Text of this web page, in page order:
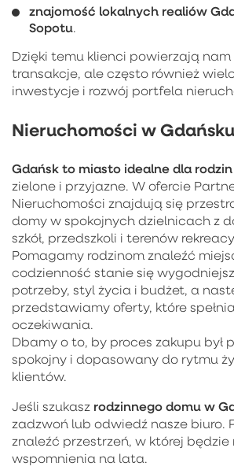
znajomość lokalnych realiów
Sopotu.
Dzięki temu klienci powierzają
transakcje, ale często również
inwestycje i rozwój portfela
Nieruchomości w
Gdańsk to miasto idealne dla rodzin
zielone i przyjazne. W ofercie
Nieruchomości znajdują się
domy w spokojnych dzielnicach z
szkół, przedszkoli i terenów
Pomagamy rodzinom znaleźć
codzienność stanie się
potrzeby, styl życia i budżet, a
przedstawiamy oferty, które
oczekiwania.
Dbamy o to, by proces zakupu był
spokojny i dopasowany do rytmu
klientów.
Jeśli szukasz rodzinnego domu w
zadzwoń lub odwiedź nasze biuro.
znaleźć przestrzeń, w której
wspomnienia na lata.